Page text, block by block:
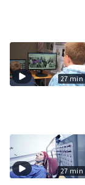
27 min
27 min